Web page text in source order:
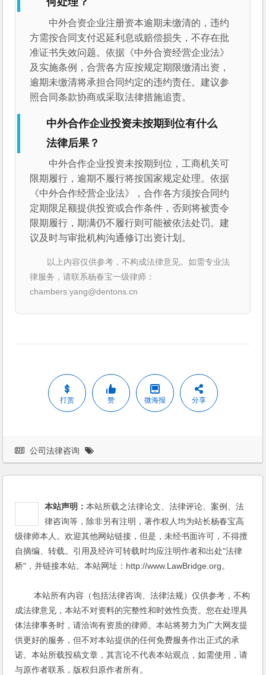
中外合资企业注册资本逾期未缴清的，违约
方需按合同支付迟延利息或赔偿损失，不存在批
准证书失效问题。依据《中外合资经营企业法》
及实施条例，合营各方应按规定期限缴清出资，
逾期未缴清将承担合同约定的违约责任。建议参
照合同条款协商或采取法律措施追责。
中外合作企业投资未按期到位有什么
法律后果？
中外合作企业投资未按期到位，工商机关可
限期履行，逾期不履行将按国家规定处理。依据
《中外合作经营企业法》，合作各方须按合同约
定期限足额提供投资或合作条件，否则将被责令
限期履行，期满仍不履行则可能被依法处罚。建
议及时与审批机构沟通修订出资计划。
以上内容仅供参考，不构成法律意见。如需专业法
律服务，请联系杨春宝一级律师：
chambers.yang@dentons.cn
打赏 赞 微海报 分享
公司法律咨询
本站声明：本站所载之法律论文、法律评论、案例、法
律咨询等，除非另有注明，著作权人均为站长杨春宝高
级律师本人。欢迎其他网站链接，但是，未经书面许可，不得擅
自摘编、转载。引用及经许可转载时均应注明作者和出处"法律
桥"，并链接本站。本站网址：http://www.LawBridge.org。
本站所有内容（包括法律咨询、法律法规）仅供参考，不构
成法律意见，本站不对资料的完整性和时效性负责。您在处理具
体法律事务时，请洽询有资质的律师。本站将努力为广大网友提
供更好的服务，但不对本站提供的任何免费服务作出正式的承
诺。本站所载投稿文章，其言论不代表本站观点，如需使用，请
与原作者联系，版权归原作者所有。